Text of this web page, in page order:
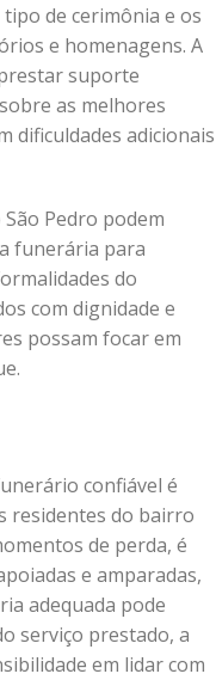
de cerimônia e os
e homenagens. A
suporte
as melhores
dificuldades adicionais
Pedro podem
funerária para
do
com dignidade e
possam focar em
confiável é
residentes do bairro
de perda, é
e amparadas,
adequada pode
serviço prestado, a
em lidar com